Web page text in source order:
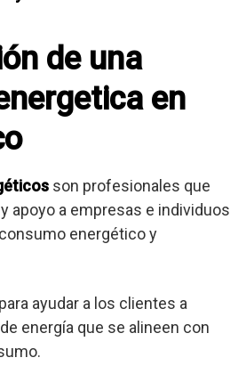
de una
en
son profesionales que
apoyo a empresas e individuos
energético y
ayudar a los clientes a
energía que se alineen con